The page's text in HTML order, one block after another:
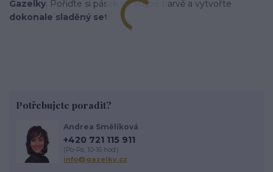
Gazelky. Pořiďte si pásek ve stejné barvě a vytvořte
dokonale sladěný set
Potřebujete poradit?
Andrea Smělíková
+420 721 115 911
(Po-Pá, 10-16 hod.)
info@gazelky.cz